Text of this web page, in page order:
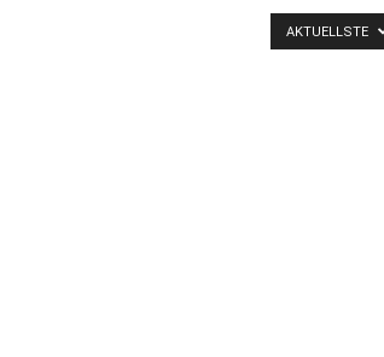
AKTUELLSTE